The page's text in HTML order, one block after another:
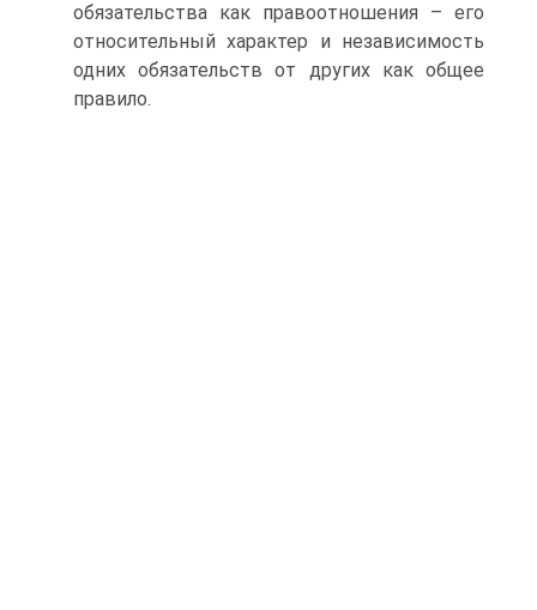
обязательства как правоотношения – его
относительный характер и независимость
одних обязательств от других как общее
правило.